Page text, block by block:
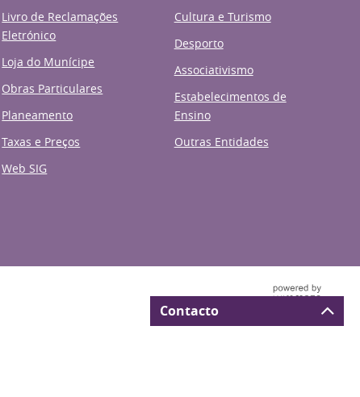
Livro de Reclamações
Eletrónico
Loja do Munícipe
Obras Particulares
Planeamento
Taxas e Preços
Web SIG
Cultura e Turismo
Desporto
Associativismo
Estabelecimentos de
Ensino
Outras Entidades
Contacto